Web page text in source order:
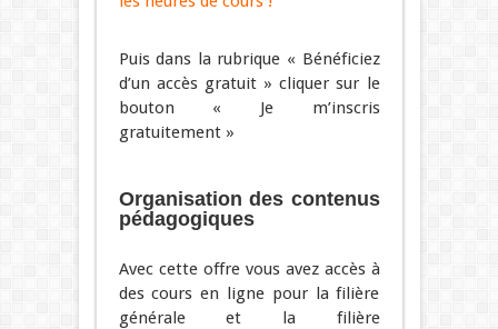
Puis dans la rubrique « Bénéficiez
d’un accès gratuit » cliquer sur le
bouton « Je m’inscris
gratuitement »
Organisation des contenus
pédagogiques
Avec cette offre vous avez accès à
des cours en ligne pour la filière
générale et la filière